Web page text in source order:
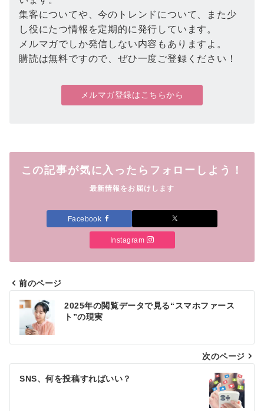
集客についてや、今のトレンドについて、また少
し役にたつ情報を定期的に発行しています。
メルマガでしか発信しない内容もありますよ。
購読は無料ですので、ぜひ一度ご登録ください！
メルマガ登録はこちらから
この記事が気に入ったらフォローしよう！
最新情報をお届けします
Facebook
Instagram
投
ナ
ビ
ゲ
前のページ
2025年の閲覧データで見る“スマホファース
ト”の現実
次のページ
SNS、何を投稿すればいい？